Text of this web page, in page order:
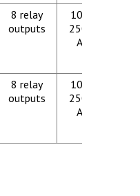
8 relay
outputs
10 A/
250 V
AC
8 relay
outputs
10 A/
250 V
AC